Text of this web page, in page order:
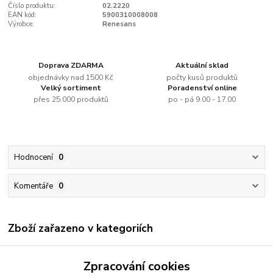
Číslo produktu:
02.2220
EAN kód:
5900310008008
Výrobce:
Renesans
Doprava ZDARMA
objednávky nad 1500 Kč
Aktuální sklad
počty kusů produktů
Velký sortiment
přes 25.000 produktů
Poradenství online
po - pá 9.00 - 17.00
Hodnocení 0
Komentáře 0
Zboží zařazeno v kategoriích
Renesans
Akrylové barvy jednotlivěZpracování cookies